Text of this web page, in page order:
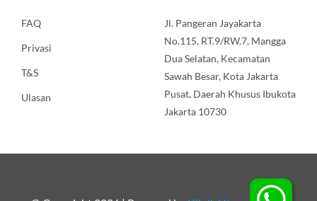
FAQ
Privasi
T&S
Ulasan
Jl. Pangeran Jayakarta
No.115, RT.9/RW.7, Mangga
Dua Selatan, Kecamatan
Sawah Besar, Kota Jakarta
Pusat, Daerah Khusus Ibukota
Jakarta 10730